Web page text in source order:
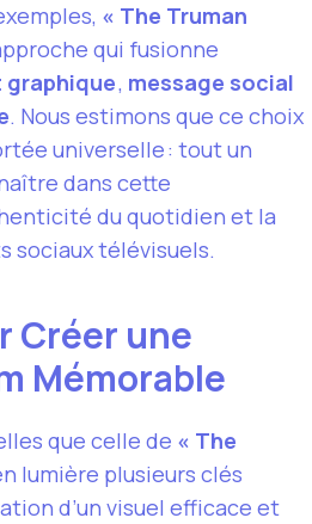
« The Truman
qui fusionne
graphique, message social
. Nous estimons que ce choix
universelle : tout un
dans cette
du quotidien et la
sociaux télévisuels.
Créer une
Mémorable
que celle de « The
lumière plusieurs clés
d’un visuel efficace et